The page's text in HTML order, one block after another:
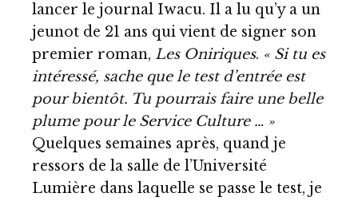
lancer le journal Iwacu. Il a lu qu’y a un
jeunot de 21 ans qui vient de signer son
premier roman, Les Oniriques. « Si tu es
intéressé, sache que le test d’entrée est
pour bientôt. Tu pourrais faire une belle
plume pour le Service Culture … »
Quelques semaines après, quand je
ressors de la salle de l’Université
Lumière dans laquelle se passe le test, je